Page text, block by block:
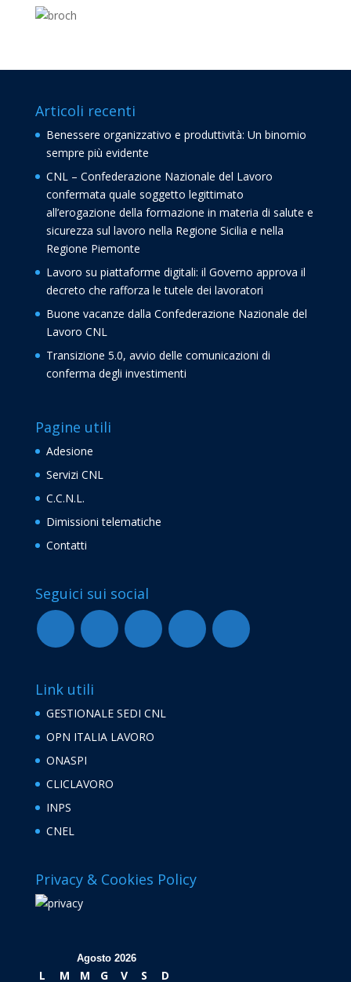
Articoli recenti
Benessere organizzativo e produttività: Un binomio
sempre più evidente
CNL – Confederazione Nazionale del Lavoro
confermata quale soggetto legittimato
all’erogazione della formazione in materia di salute e
sicurezza sul lavoro nella Regione Sicilia e nella
Regione Piemonte
Lavoro su piattaforme digitali: il Governo approva il
decreto che rafforza le tutele dei lavoratori
Buone vacanze dalla Confederazione Nazionale del
Lavoro CNL
Transizione 5.0, avvio delle comunicazioni di
conferma degli investimenti
Pagine utili
Adesione
Servizi CNL
C.C.N.L.
Dimissioni telematiche
Contatti
Seguici sui social
Link utili
GESTIONALE SEDI CNL
OPN ITALIA LAVORO
ONASPI
CLICLAVORO
INPS
CNEL
Privacy & Cookies Policy
Agosto 2026
L M M G V S D